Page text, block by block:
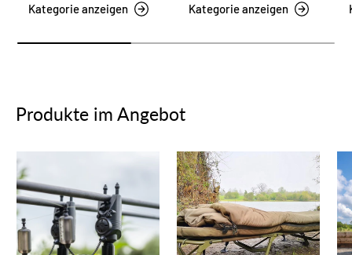
Kategorie anzeigen Kategorie anzeigen
Produkte im Angebot